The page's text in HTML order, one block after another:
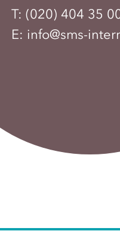
T:(020) 404 35
E: info@sms-